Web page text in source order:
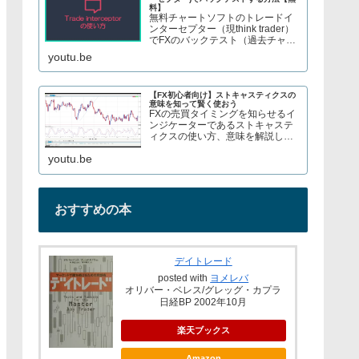
料】
無料チャートソフトのトレードイ
ンターセプター（現think trader）
でFXのバックテスト（過去チャー
数のCFDトレードについてブログ
で解説してます→ twitter、t...
youtu.be
【FX初心者向け】ストキャスティクスの
意味を知って賢く使おう
FXの売買タイミングを知らせるイ
ンジケーターであるストキャステ
ィクスの使い方、意味を解説して
youtu.be
おすすめの本
デイトレード
posted with ヨメレバ
オリバー・ベレス/グレッグ・カプラ
日経BP 2002年10月
楽天ブックス